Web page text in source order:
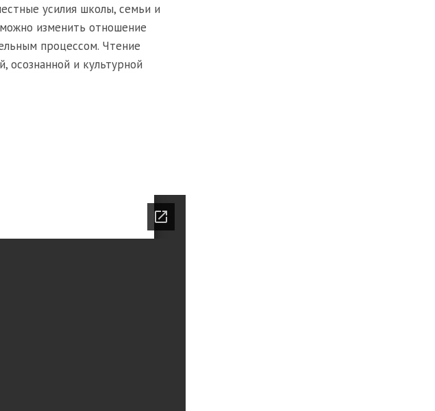
усилия школы, семьи и
изменить отношение
процессом. Чтение
и культурной